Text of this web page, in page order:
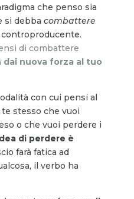
che penso sia
si debba combattere
di combattere
dai nuova forza al tuo
con cui pensi al
stesso che vuoi
o che vuoi perdere i
di perdere è
farà fatica ad
il verbo ha